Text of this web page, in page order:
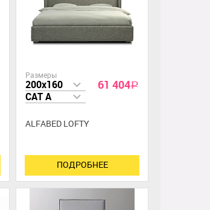
Размеры
200x160
CAT A
61 404a
ALFABED LOFTY
ПОДРОБНЕЕ